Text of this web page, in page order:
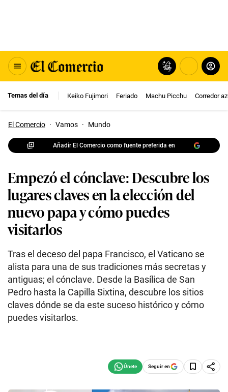
Temas del día Keiko Fujimori Feriado Machu Picchu Corredor
El Comercio · Vamos · Mundo
Añadir El Comercio como fuente preferida en
Empezó el cónclave: Descubre los
lugares claves en la elección del
nuevo papa y cómo puedes
visitarlos
Tras el deceso del papa Francisco, el Vaticano se
alista para una de sus tradiciones más secretas y
antiguas; el cónclave. Desde la Basílica de San
Pedro hasta la Capilla Sixtina, descubre los sitios
claves dónde se da este suceso histórico y cómo
puedes visitarlos.
Seguir en